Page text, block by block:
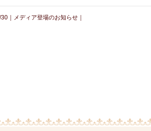
｜ メディア登場のお知らせ